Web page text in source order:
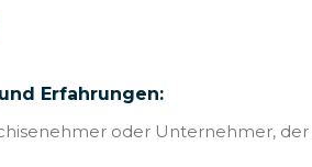
Erfahrungen:
oder Unternehmer,